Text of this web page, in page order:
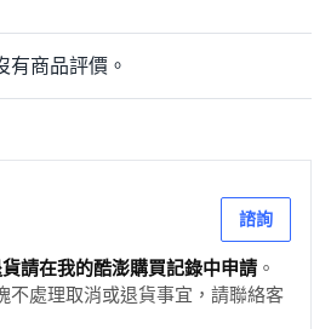
有商品評價。
諮詢
請在我的酷澎購買記錄中申請 。
不處理取消或退貨事宜，請聯絡客